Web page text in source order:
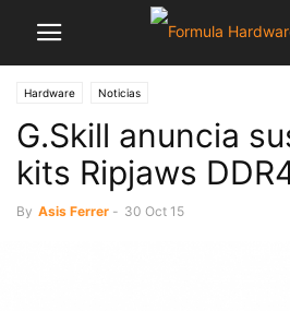
Hardware Noticias
G.Skill anuncia
kits Ripjaws
By Asis Ferrer - 30 Oct 15